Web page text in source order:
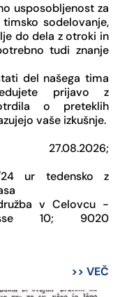
usposobljenost za
sodelovanje,
do dela z otroki in
tudi znanje
del našega tima
prijavo z
o preteklih
vaše izkušnje.
27.08.2026;
24 ur tedensko z
v Celovcu -
10; 9020
>> VEČ